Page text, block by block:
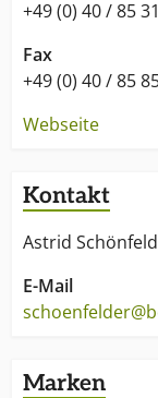
+49 (0) 40 / 85
Fax
+49 (0) 40 / 85
Webseite
Kontakt
Astrid
E-Mail
Marken